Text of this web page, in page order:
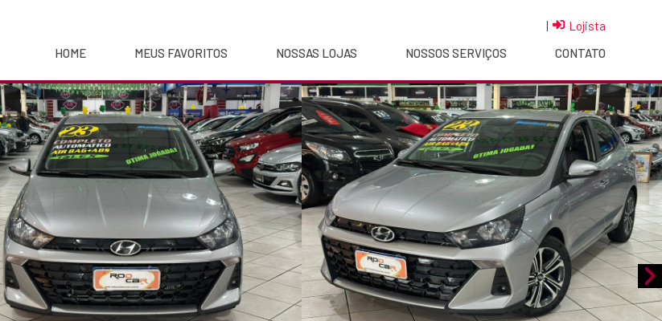
|
Lojista
HOME
MEUS FAVORITOS NOSSAS LOJAS NOSSOS SERVIÇOS CONTATO